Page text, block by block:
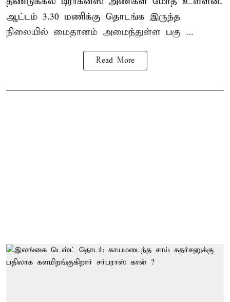
ஆட்டம் 3.30 மணிக்கு தொடங்க இருந்த
நிலையில் மைதானம் அமைந்துள்ள பகு ...
Read More